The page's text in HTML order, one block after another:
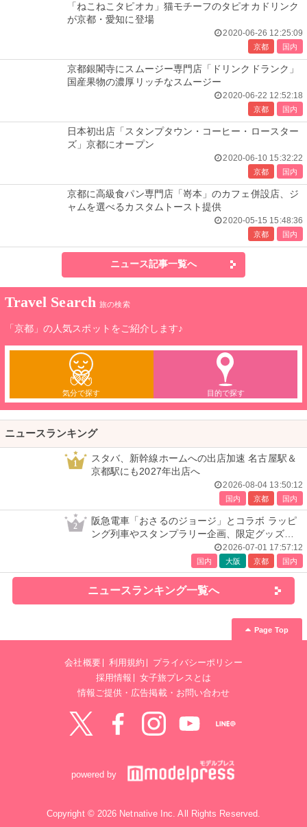
「ねこねこタピオカ」猫モチーフのタピオカドリンク
が京都・愛知に登場
2020-06-26 12:25:09
京都 国内
京都銀閣寺にスムージー専門店「ドリンクドランク」
国産果物の濃厚リッチなスムージー
2020-06-22 12:52:18
京都 国内
日本初出店「スタンプタウン・コーヒー・ロースター
ズ」京都にオープン
2020-06-10 15:32:22
京都 国内
京都に高級食パン専門店「嵜本」のカフェ併設店、ジ
ャムを選べるカスタムトースト提供
2020-05-15 15:48:36
京都 国内
ニュース記事一覧へ
Travel Search 旅の検索
「京都」の人気スポットをご紹介します♪
気分で探す 目的で探す
ニュースランキング
1
スタバ、新幹線ホームへの出店加速 名古屋駅＆
京都駅にも2027年出店へ
2026-08-04 13:50:12
国内 京都 国内
2
阪急電車「おさるのジョージ」とコラボ ラッピ
ング列車やスタンプラリー企画、限定グッズ全
2026-07-01 17:57:12
国内 大阪 京都 国内
ニュースランキング一覧へ
Page Top
会社概要 利用規約
プライバシーポリシー
採用情報
女子旅プレスとは
情報ご提供・広告掲載・お問い合わせ
powered by
Copyright © 2026 Netnative Inc. All Rights Reserved.